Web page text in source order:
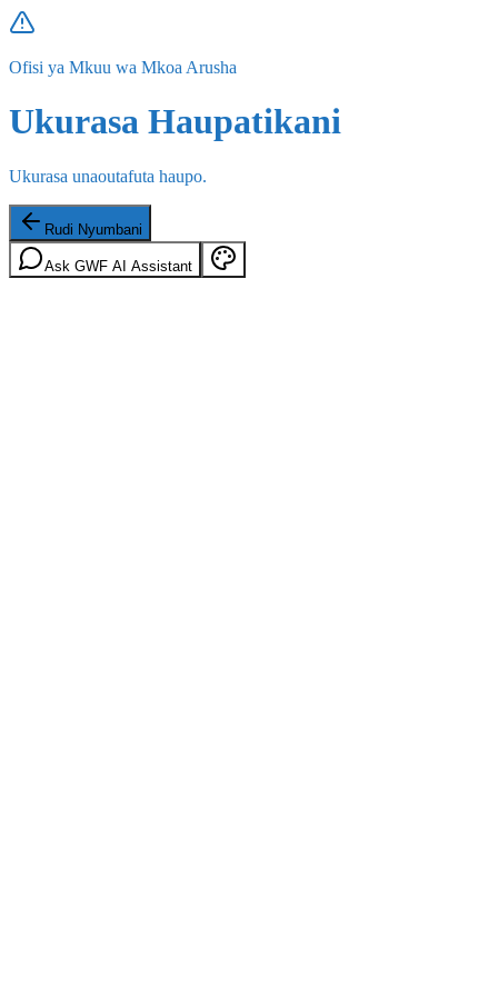
Ofisi ya Mkuu wa Mkoa Arusha
Ukurasa Haupatikani
Ukurasa unaoutafuta haupo.
Rudi Nyumbani
Ask GWF AI Assistant